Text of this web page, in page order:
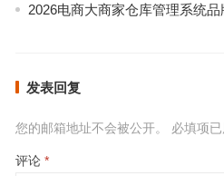
2026电商大商家仓库管理系统
发表回复
您的邮箱地址不会被公开。 必填项已
评论 *